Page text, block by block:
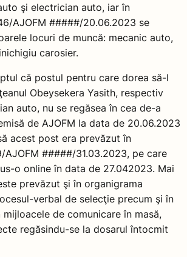
şi electrician auto, iar în
AJOFM #####/20.06.2023 se
locuri de muncă: mecanic auto,
carosier.
că postul pentru care dorea să-l
Obeysekera Yasith, respectiv
auto, nu se regăsea în cea de-a
de AJOFM la data de 20.06.2023
acest post era prevăzut în
AJOFM #####/31.03.2023, pe care
o online în data de 27.042023. Mai
prevăzut şi în organigrama
verbal de selecţie precum şi în
de comunicare în masă,
regăsindu-se la dosarul întocmit